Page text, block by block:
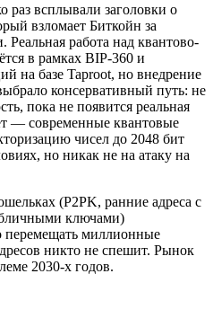
раз всплывали заголовки о
взломает Биткойн за
работа над квантово-
в рамках BIP-360 и
на базе Taproot, но внедрение
консервативный путь: не
пока не появится реальная
— современные квантовые
чисел до 2048 бит
но никак не на атаку на
(P2PK, ранние адреса с
ключами)
перемещать миллионные
никто не спешит. Рынок
2030-х годов.